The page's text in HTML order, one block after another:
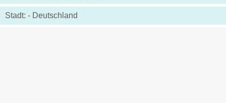
Stadt: - Deutschland